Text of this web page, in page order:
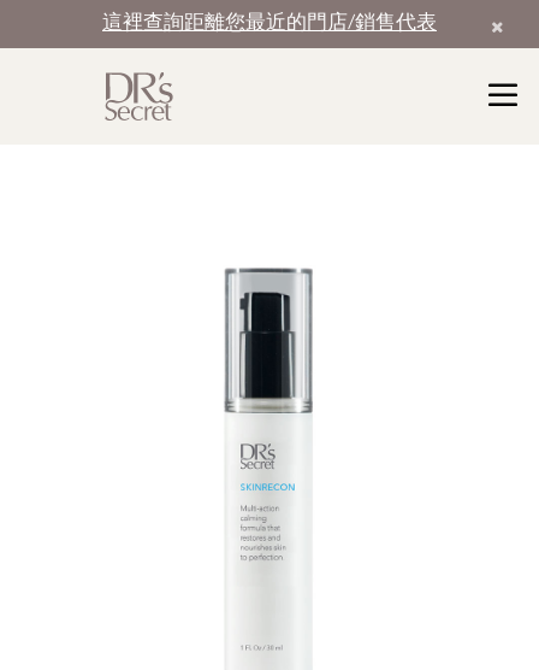
這裡查詢距離您最近的門店/銷售代表